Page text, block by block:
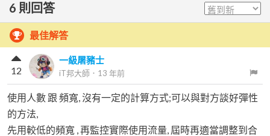
6 則回答
最佳解答
一級屠豬士
iT邦大師 ． 13 年前
12
使用人數 跟 頻寬, 沒有一定的計算方式;可以與對方談好彈性
的方法,
先用較低的頻寬 , 再監控實際使用流量, 屆時再適當調整到合